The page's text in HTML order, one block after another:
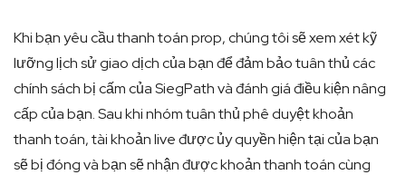
Khi bạn yêu cầu thanh toán prop, chúng tôi sẽ xem xét kỹ
lưỡng lịch sử giao dịch của bạn để đảm bảo tuân thủ các
chính sách bị cấm của SiegPath và đánh giá điều kiện nâng
cấp của bạn. Sau khi nhóm tuân thủ phê duyệt khoản
thanh toán, tài khoản live được ủy quyền hiện tại của bạn
sẽ bị đóng và bạn sẽ nhận được khoản thanh toán cùng